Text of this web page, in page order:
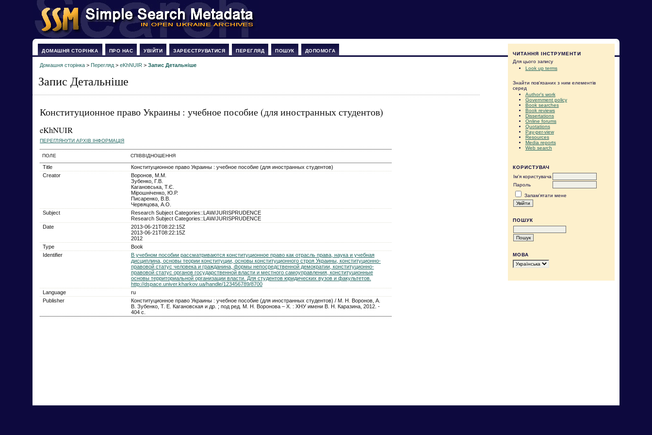
ЧИТАННЯ ІНСТРУМЕНТИ
Для цього запису
Look up terms
Знайти пов'язаних з ним елементів
серед
Author's work
Government policy
Book searches
Book reviews
Dissertations
Online forums
Quotations
Pay-per-view
Resources
Media reports
Web search
КОРИСТУВАЧ
Ім'я користувача
Пароль
Запам'ятати мене
ПОШУК
МОВА
ДОМАШНЯ СТОРІНКА ПРО НАС УВІЙТИ ЗАРЕЄСТРУВАТИСЯ ПЕРЕГЛЯД ПОШУК ДОПОМОГА
Домашня сторінка >Перегляд >eKhNUIR >Запис Детальніше
Запис Детальніше
Конституционное право Украины : учебное пособие (для иностранных студентов)
eKhNUIR
ПЕРЕГЛЯНУТИ АРХІВ ІНФОРМАЦІЯ
ПОЛЕ СПІВВІДНОШЕННЯ
Title
Конституционное право Украины : учебное пособие (для иностранных студентов)
Creator
Воронов, М.М.
Зубенко, Г.В.
Кагановська, Т.Є.
Мірошніченко, Ю.Р.
Писаренко, В.В.
Червяцова, А.О.
Subject
Research Subject Categories::LAW/JURISPRUDENCE
Research Subject Categories::LAW/JURISPRUDENCE
Date
2013-06-21T08:22:15Z
2013-06-21T08:22:15Z
2012
Type
Book
Identifier
В учебном пособии рассматриваются конституционное право как отрасль права, наука и учебная
дисциплина, основы теории конституции, основы конституционного строя Украины, конституционно-
правовой статус человека и гражданина, формы непосредственной демократии, конституционно-
правовой статус органов государственной власти и местного самоуправления, конституционные
основы территориальной организации власти. Для студентов юридических вузов и факультетов.
http://dspace.univer.kharkov.ua/handle/123456789/8700
Language
ru
Publisher
Конституционное право Украины : учебное пособие (для иностранных студентов) / М. Н. Воронов, А.
В. Зубенко, Т. Е. Кагановская и др. ; под ред. М. Н. Воронова – Х. : ХНУ имени В. Н. Каразина, 2012. -
404 с.